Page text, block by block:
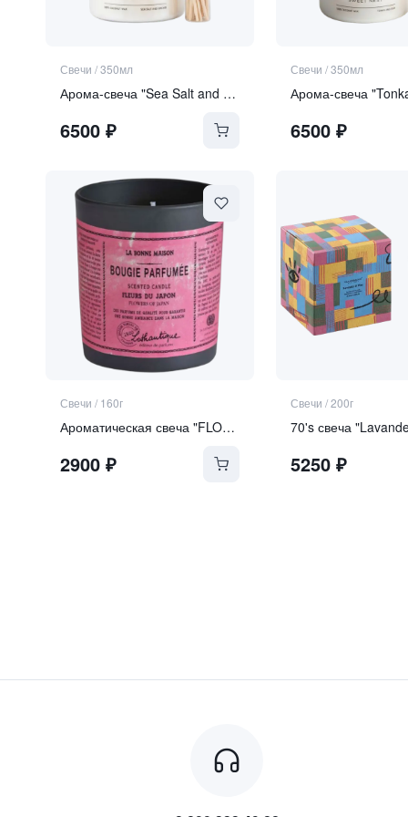
Свечи /350мл
Арома-свеча "Sea Salt and Orchid"
6500₽
Свечи /350мл
Арома-свеча
6500 ₽
Свечи / 160г
Ароматическая свеча "FLOWERS OF JAPAN"
2900₽
Свечи /200г
70's свеча
5250 ₽